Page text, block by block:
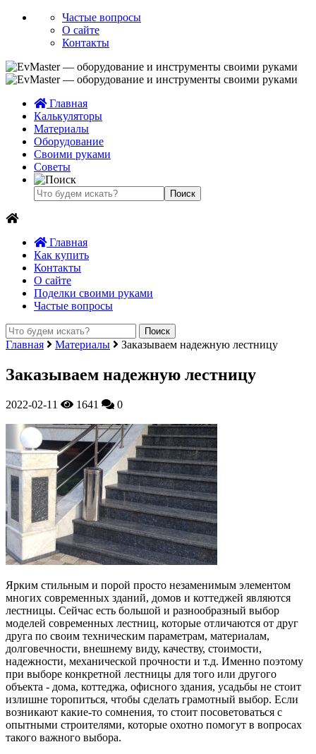
Частые вопросы
О сайте
Контакты
Главная
Калькуляторы
Материалы
Оборудование
Своими руками
Советы
Главная
Как купить
Контакты
О сайте
Поделки своими руками
Частые вопросы
Главная Материалы Заказываем надежную лестницу
Заказываем надежную лестницу
2022-02-11 1641 0
Ярким стильным и порой просто незаменимым элементом
многих современных зданий, домов и коттеджей являются
лестницы. Сейчас есть большой и разнообразный выбор
моделей современных лестниц, которые отличаются от друг
друга по своим техническим параметрам, материалам,
долговечности, внешнему виду, качеству, стоимости,
надежности, механической прочности и т.д. Именно поэтому
при выборе конкретной лестницы для того или другого
объекта - дома, коттеджа, офисного здания, усадьбы не стоит
излишне торопиться, чтобы сделать грамотный выбор. Если
возникают какие-то сомнения, то стоит посоветоваться с
опытными строителями, которые охотно помогут в вопросах
такого важного выбора.